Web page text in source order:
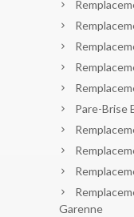
Pare-Brise
Garenne